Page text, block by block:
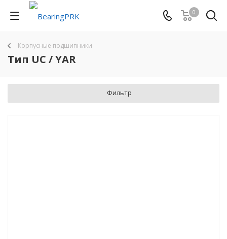
0
Корпусные подшипники
Тип UC / YAR
Фильтр